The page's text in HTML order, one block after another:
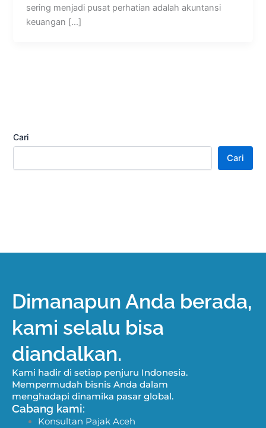
sering menjadi pusat perhatian adalah akuntansi
keuangan […]
Cari
Cari
Dimanapun Anda berada,
kami selalu bisa
diandalkan.
Kami hadir di setiap penjuru Indonesia.
Mempermudah bisnis Anda dalam
menghadapi dinamika pasar global.
Cabang kami:
Konsultan Pajak Aceh